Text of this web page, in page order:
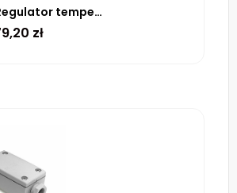
THERMOVAL Regulator temperatury DTR-E 3102
zł